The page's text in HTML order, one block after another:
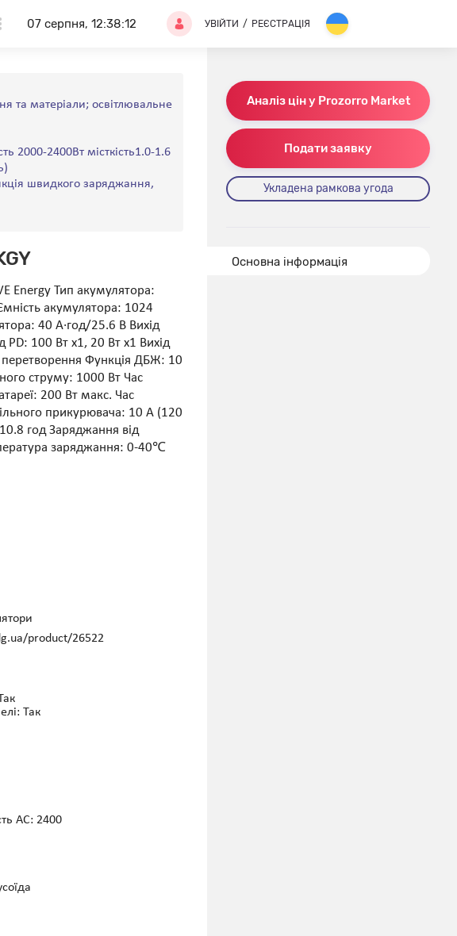
07 серпня, 12:38:12 УВІЙТИ / РЕЄСТРАЦІЯ
та матеріали; освітлювальне
2000-2400Вт місткість1.0-1.6
швидкого заряджання,
Energy Тип акумулятора:
акумулятора: 1024
40 А·год/25.6 В Вихід
100 Вт х1, 20 Вт х1 Вихід
Функція ДБЖ: 10
струму: 1000 Вт Час
200 Вт макс. Час
прикурювача: 10 А (120
год Заряджання від
заряджання: 0-40℃
product/26522
Так
AC: 2400
Аналіз цін у Prozorro Market
Подати заявку
Укладена рамкова угода
Основна інформація